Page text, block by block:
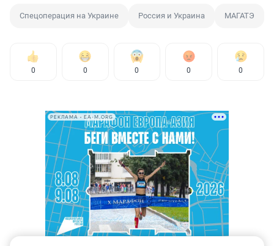
Спецоперация на Украине Россия и Украина МАГАТЭ
0 0 0 0 0
РЕКЛАМА • EA-M.ORG